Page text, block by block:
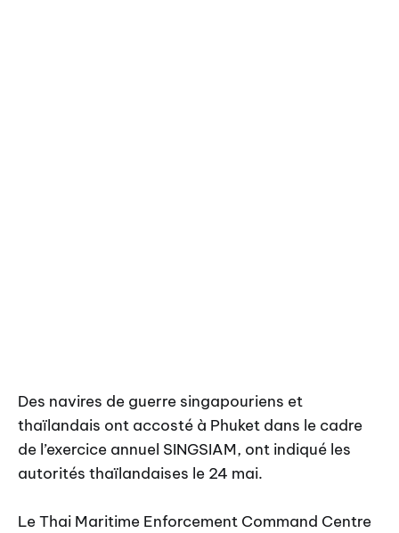
Des navires de guerre singapouriens et
thaïlandais ont accosté à Phuket dans le cadre
de l’exercice annuel SINGSIAM, ont indiqué les
autorités thaïlandaises le 24 mai.
Le Thai Maritime Enforcement Command Centre